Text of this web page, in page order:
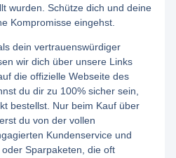
wurden. Schütze dich und deine
Kompromisse eingehst.
dein vertrauenswürdiger
wir dich über unsere Links
die offizielle Webseite des
du dir zu 100% sicher sein,
bestellst. Nur beim Kauf über
du von der vollen
Kundenservice und
Sparpaketen, die oft